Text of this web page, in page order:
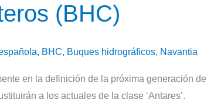
(BHC)
, BHC, Buques hidrográficos, Navantia
en la definición de la próxima generación de
a los actuales de la clase ‘Antares’.